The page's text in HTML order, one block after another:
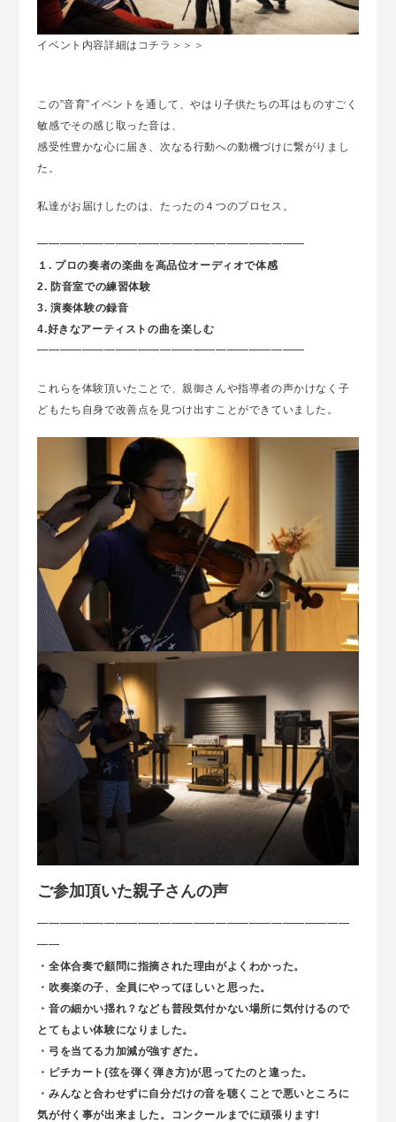
イベント内容詳細は コチラ＞＞＞
この”音育”イベントを通して、やはり子供たちの耳はものすごく
敏感でその感じ取った音は、
感受性豊かな心に届き、次なる行動への動機づけに繋がりまし
た。
私達がお届けしたのは、たったの４つのプロセス。
━━━━━━━━━━━━━━━━━━━━━━━━
１. プロの奏者の楽曲を高品位オーディオで体感
2. 防音室での練習体験
3. 演奏体験の録音
4.好きなアーティストの曲を楽しむ
━━━━━━━━━━━━━━━━━━━━━━━━
これらを体験頂いたことで、親御さんや指導者の声かけなく子
どもたち自身で改善点を見つけ出すことができていました。
ご参加頂いた親子さんの声
━━━━━━━━━━━━━━━━━━━━━━━━━━━━
━━
・全体合奏で顧問に指摘された理由がよくわかった。
・吹奏楽の子、全員にやってほしいと思った。
・音の細かい揺れ？なども普段気付かない場所に気付けるので
とてもよい体験になりました。
・弓を当てる力加減が強すぎた。
・ピチカート(弦を弾く弾き方)が思ってたのと違った。
・みんなと合わせずに自分だけの音を聴くことで悪いところに
気が付く事が出来ました。コンクールまでに頑張ります!